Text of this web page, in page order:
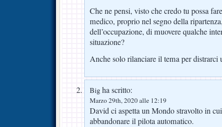
Che ne pensi, visto che credo tu possa
medico, proprio nel segno della
dell’occupazione, di muovere qualche
situazione?
Anche solo rilanciare il tema per distrarci
Big ha scritto:
Marzo 29th, 2020 alle 12:19
David ci aspetta un Mondo stravolto in
abbandonare il pilota automatico.